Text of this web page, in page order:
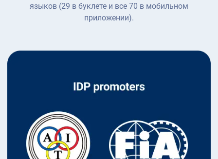
языков (29 в буклете и все 70 в мобильном
приложении).